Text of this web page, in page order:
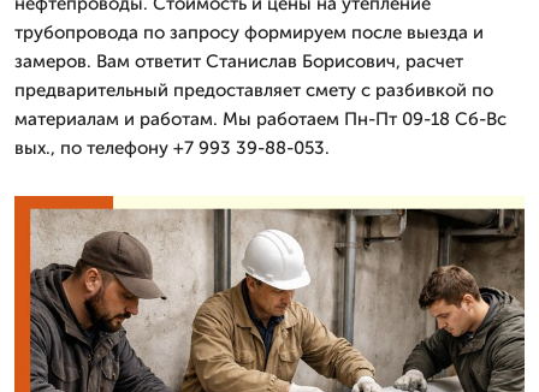
трубопровода по запросу формируем после выезда и
замеров. Вам ответит Станислав Борисович, расчет
предварительный предоставляет смету с разбивкой по
материалам и работам. Мы работаем Пн-Пт 09-18 Сб-Вс
вых., по телефону +7 993 39-88-053.